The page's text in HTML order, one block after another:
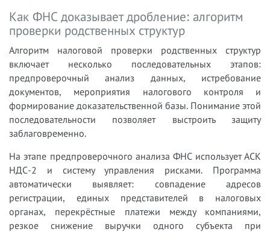
Как ФНС доказывает дробление: алгоритм
проверки родственных структур
Алгоритм налоговой проверки родственных структур
включает несколько последовательных этапов:
предпроверочный анализ данных, истребование
документов, мероприятия налогового контроля и
формирование доказательственной базы. Понимание этой
последовательности позволяет выстроить защиту
заблаговременно.
На этапе предпроверочного анализа ФНС использует АСК
НДС-2 и систему управления рисками. Программа
автоматически выявляет: совпадение адресов
регистрации, единых представителей в налоговых
органах, перекрёстные платежи между компаниями,
резкое снижение выручки одного субъекта при